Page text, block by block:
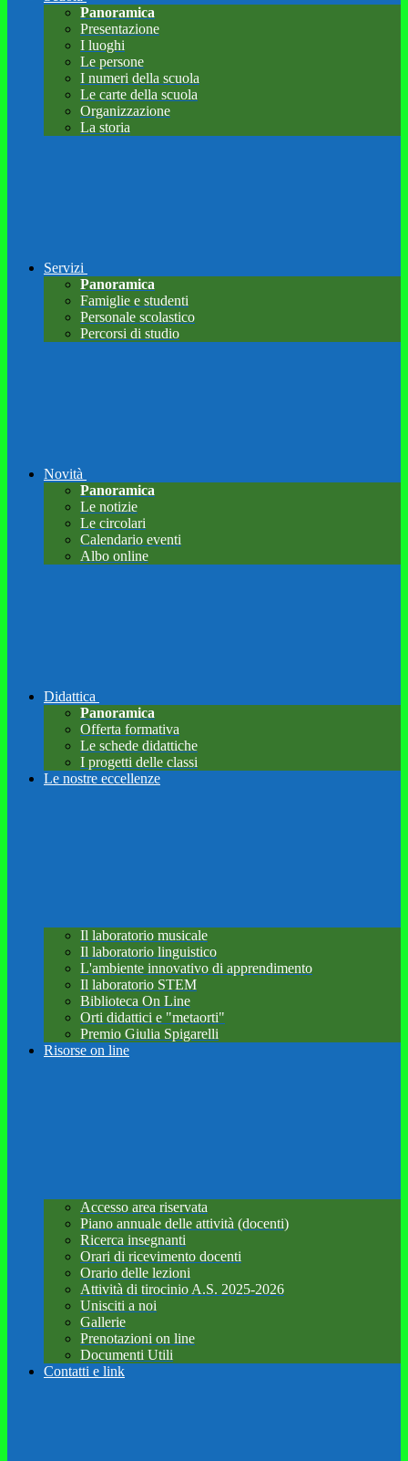
Panoramica
Presentazione
I luoghi
Le persone
I numeri della scuola
Le carte della scuola
Organizzazione
La storia
Servizi
Panoramica
Famiglie e studenti
Personale scolastico
Percorsi di studio
Novità
Panoramica
Le notizie
Le circolari
Calendario eventi
Albo online
Didattica
Panoramica
Offerta formativa
Le schede didattiche
I progetti delle classi
Le nostre eccellenze
Il laboratorio musicale
Il laboratorio linguistico
L'ambiente innovativo di apprendimento
Il laboratorio STEM
Biblioteca On Line
Orti didattici e "metaorti"
Premio Giulia Spigarelli
Risorse on line
Accesso area riservata
Piano annuale delle attività (docenti)
Ricerca insegnanti
Orari di ricevimento docenti
Orario delle lezioni
Attività di tirocinio A.S. 2025-2026
Unisciti a noi
Gallerie
Prenotazioni on line
Documenti Utili
Contatti e link